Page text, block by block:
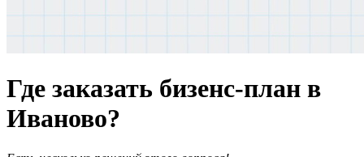
Где заказать бизенс-план в
Иваново?